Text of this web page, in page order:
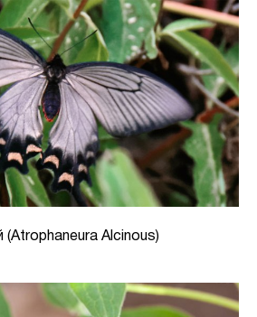
(Atrophaneura Alcinous)